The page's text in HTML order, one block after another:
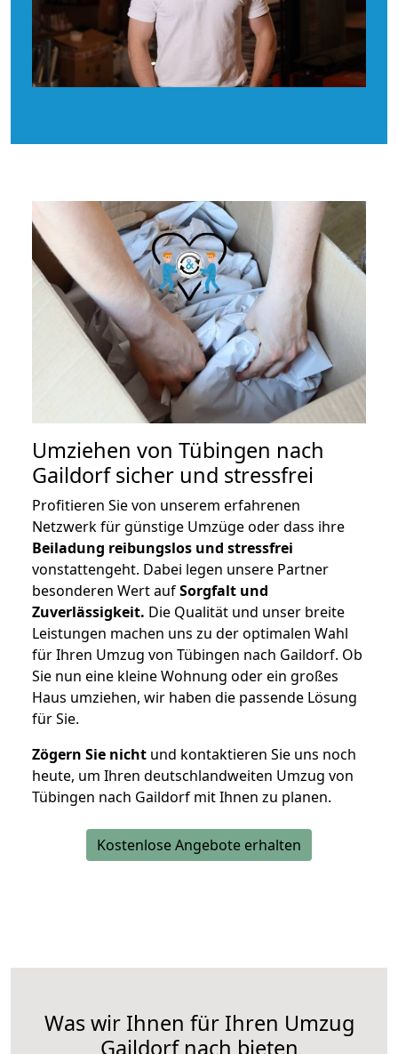
Umziehen von Tübingen nach
Gaildorfsicher und stressfrei
Profitieren Sie von unserem erfahrenen
Netzwerk für günstige Umzüge oder dass ihre
Beiladung reibungslos und stressfrei
vonstattengeht. Dabei legen unsere Partner
besonderen Wert aufSorgfalt und
Zuverlässigkeit. Die Qualität und unser breite
Leistungen machen uns zu der optimalen Wahl
für Ihren Umzug von Tübingen nach Gaildorf. Ob
Sie nun eine kleine Wohnung oder ein großes
Haus umziehen, wir haben die passende Lösung
für Sie.
Zögern Sie nicht und kontaktieren Sie uns noch
heute, um Ihren deutschlandweiten Umzug von
Tübingen nach Gaildorf mit Ihnen zu planen.
Kostenlose Angebote erhalten
Was wir Ihnen für Ihren Umzug
Gaildorf nach bieten